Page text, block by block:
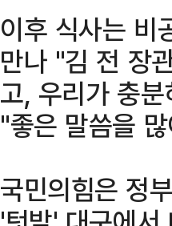
이후 식사는 비
만나 "김 전 장
고, 우리가 충
"좋은 말씀을
국민의힘은 정